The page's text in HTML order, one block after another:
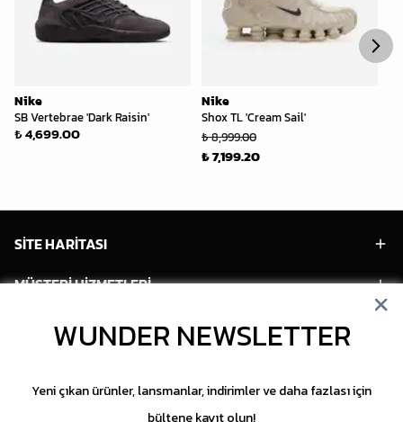
Nike
SB Vertebrae 'Dark Raisin'
₺ 4,699.00
Nike
Shox TL 'Cream Sail'
₺ 8,999.00
₺ 7,199.20
SİTE HARİTASI
MÜŞTERİ HİZMETLERİ
HESABIMWUNDER NEWSLETTER
Yeni çıkan ürünler, lansmanlar, indirimler ve daha fazlası için
bültene kayıt olun!